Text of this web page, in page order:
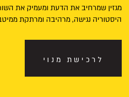
מגזין שמרחיב את הדעת ומעמיק את
היסטוריה נגישה, מרהיבה ומרתקת
לרכישת מנוי